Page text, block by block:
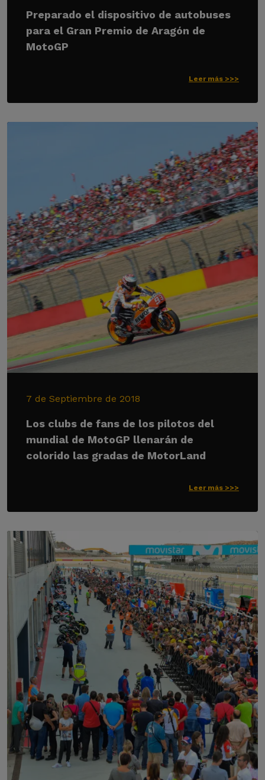
Preparado el dispositivo de autobuses
para el Gran Premio de Aragón de
MotoGP
Leer más >>>
7 de Septiembre de 2018
Los clubs de fans de los pilotos del
mundial de MotoGP llenarán de
colorido las gradas de MotorLand
Leer más >>>